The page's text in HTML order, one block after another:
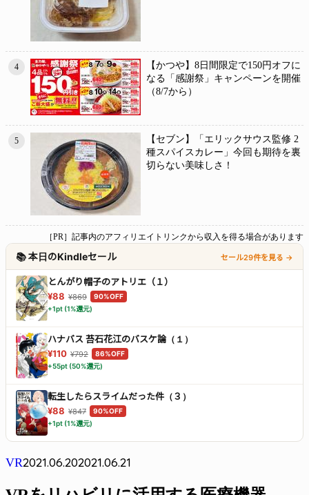
4
【かつや】8日間限定で150円オフに
なる「感謝祭」キャンペーンを開催
（8/7から）
5
【セブン】「エリックサウス監修 2
種スパイスカレー」今回も期待を裏
切らない美味しさ！
［PR］記事内のアフィリエイトリンクから収入を得る場合があります
📚 本日のKindleセール セール29件を見る →
とんがり帽子のアトリエ（１）
¥88 ¥869
90%OFF
+1pt (1%還元)
ハナバス 苔石花江のバスケ論（１）
¥110 ¥792
86%OFF
+55pt (50%還元)
転生したらスライムだった件（３）
¥88 ¥847
90%OFF
+1pt (1%還元)
VR2021.06.202021.06.21